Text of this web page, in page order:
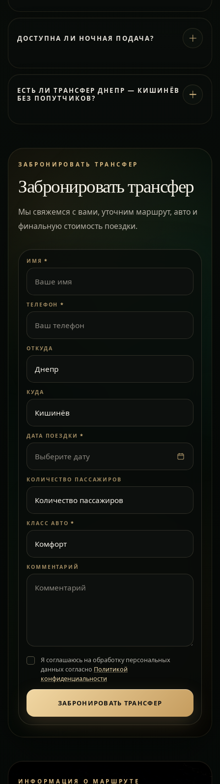
ДОСТУПНА ЛИ НОЧНАЯ ПОДАЧА?
ЕСТЬ ЛИ ТРАНСФЕР ДНЕПР — КИШИНЁВ
БЕЗ ПОПУТЧИКОВ?
ЗАБРОНИРОВАТЬ ТРАНСФЕР
Забронировать трансфер
Мы свяжемся с вами, уточним маршрут, авто и
финальную стоимость поездки.
ИМЯ *
ТЕЛЕФОН *
ОТКУДА
КУДА
ДАТА ПОЕЗДКИ *
Выберите дату
КОЛИЧЕСТВО ПАССАЖИРОВ
КЛАСС АВТО *
КОММЕНТАРИЙ
Я соглашаюсь на обработку персональных
данных согласно Политикой
конфиденциальности
ЗАБРОНИРОВАТЬ ТРАНСФЕР
ИНФОРМАЦИЯ О МАРШРУТЕ